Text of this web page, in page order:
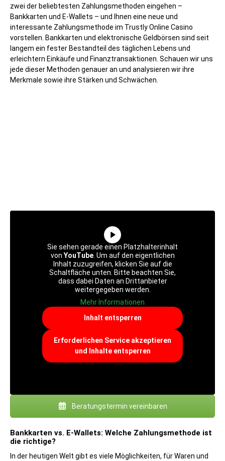
zwei der beliebtesten Zahlungsmethoden eingehen –
Bankkarten und E-Wallets – und Ihnen eine neue und
interessante Zahlungsmethode im Trustly Online Casino
vorstellen. Bankkarten und elektronische Geldbörsen sind seit
langem ein fester Bestandteil des täglichen Lebens und
erleichtern Einkäufe und Finanztransaktionen. Schauen wir uns
jede dieser Methoden genauer an und analysieren wir ihre
Merkmale sowie ihre Stärken und Schwächen.
Sie sehen gerade einen Platzhalterinhalt
von YouTube. Um auf den eigentlichen
Inhalt zuzugreifen, klicken Sie auf die
Schaltfläche unten. Bitte beachten Sie,
dass dabei Daten an Drittanbieter
weitergegeben werden.
Mehr Informationen
Inhalt entsperren
Erforderlichen Service akzeptieren
und Inhalte entsperren
Beratungstermin vereinbaren
Bankkarten vs. E-Wallets: Welche Zahlungsmethode ist
die richtige?
In der heutigen Welt gibt es viele Möglichkeiten, für Waren und